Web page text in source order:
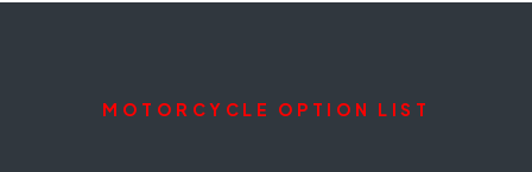
MOTORCYCLE OPTION LIST